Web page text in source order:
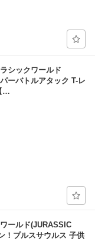
シックワールド
ーバトルアタック T-レ
…
ールド(JURASSIC
プルスサウルス 子供